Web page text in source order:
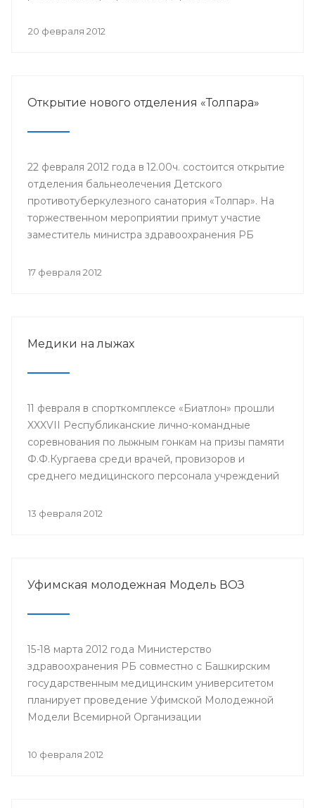
мероприятии примут участие министр
им.Г.Г.Куватова и другие.
20 февраля 2012
Открытие нового отделения «Толпара»
22 февраля 2012 года в 12.00ч. состоится открытие
отделения бальнеолечения Детского
противотуберкулезного санатория «Толпар». На
торжественном мероприятии примут участие
заместитель министра здравоохранения РБ
фтизиопульмонологии Башкирского
17 февраля 2012
Медики на лыжах
11 февраля в спорткомплексе «Биатлон» прошли
XXXVII Республиканские лично-командные
соревнования по лыжным гонкам на призы памяти
Ф.Ф.Кургаева среди врачей, провизоров и
среднего медицинского персонала учреждений
профессорско-преподавательского состава
Башкортостан, Республиканская организация
Башкортостана профсоюза работников
здравоохранения Российской Федерации,
университет.
13 февраля 2012
Уфимская молодежная Модель ВОЗ
15-18 марта 2012 года Министерство
здравоохранения РБ совместно с Башкирским
государственным медицинским университетом
планирует проведение Уфимской Молодежной
Модели Всемирной Организации
10 февраля 2012